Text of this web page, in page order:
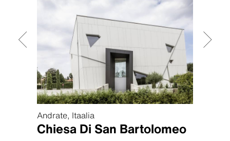
Andrate, Itaalia
Chiesa Di San Bartolomeo